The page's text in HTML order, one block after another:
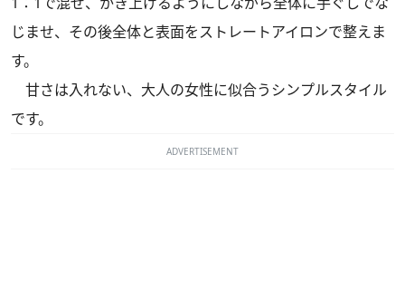
じませ、その後全体と表面をストレートアイロンで整えま
す。
甘さは入れない、大人の女性に似合うシンプルスタイル
です。
ADVERTISEMENT